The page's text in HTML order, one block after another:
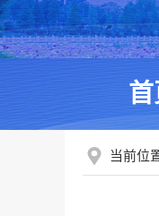
首
当前位